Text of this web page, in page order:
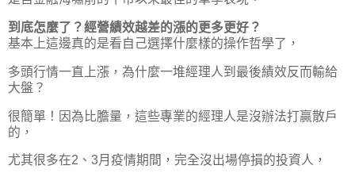
到底怎麼了？經營績效越差的漲的更多更好？
基本上這邊真的是看自己選擇什麼樣的操作哲學了，
多頭行情一直上漲，為什麼一堆經理人到最後績效反而輸給
大盤？
很簡單！因為比膽量，這些專業的經理人是沒辦法打贏散戶
的，
尤其很多在2、3月疫情期間，完全沒出場停損的投資人，